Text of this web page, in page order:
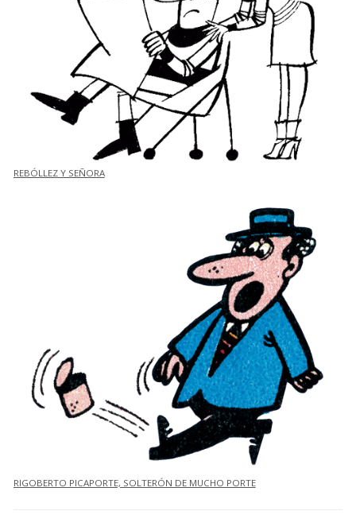
REBÓLLEZ Y SEÑORA
RIGOBERTO PICAPORTE, SOLTERÓN DE MUCHO PORTE